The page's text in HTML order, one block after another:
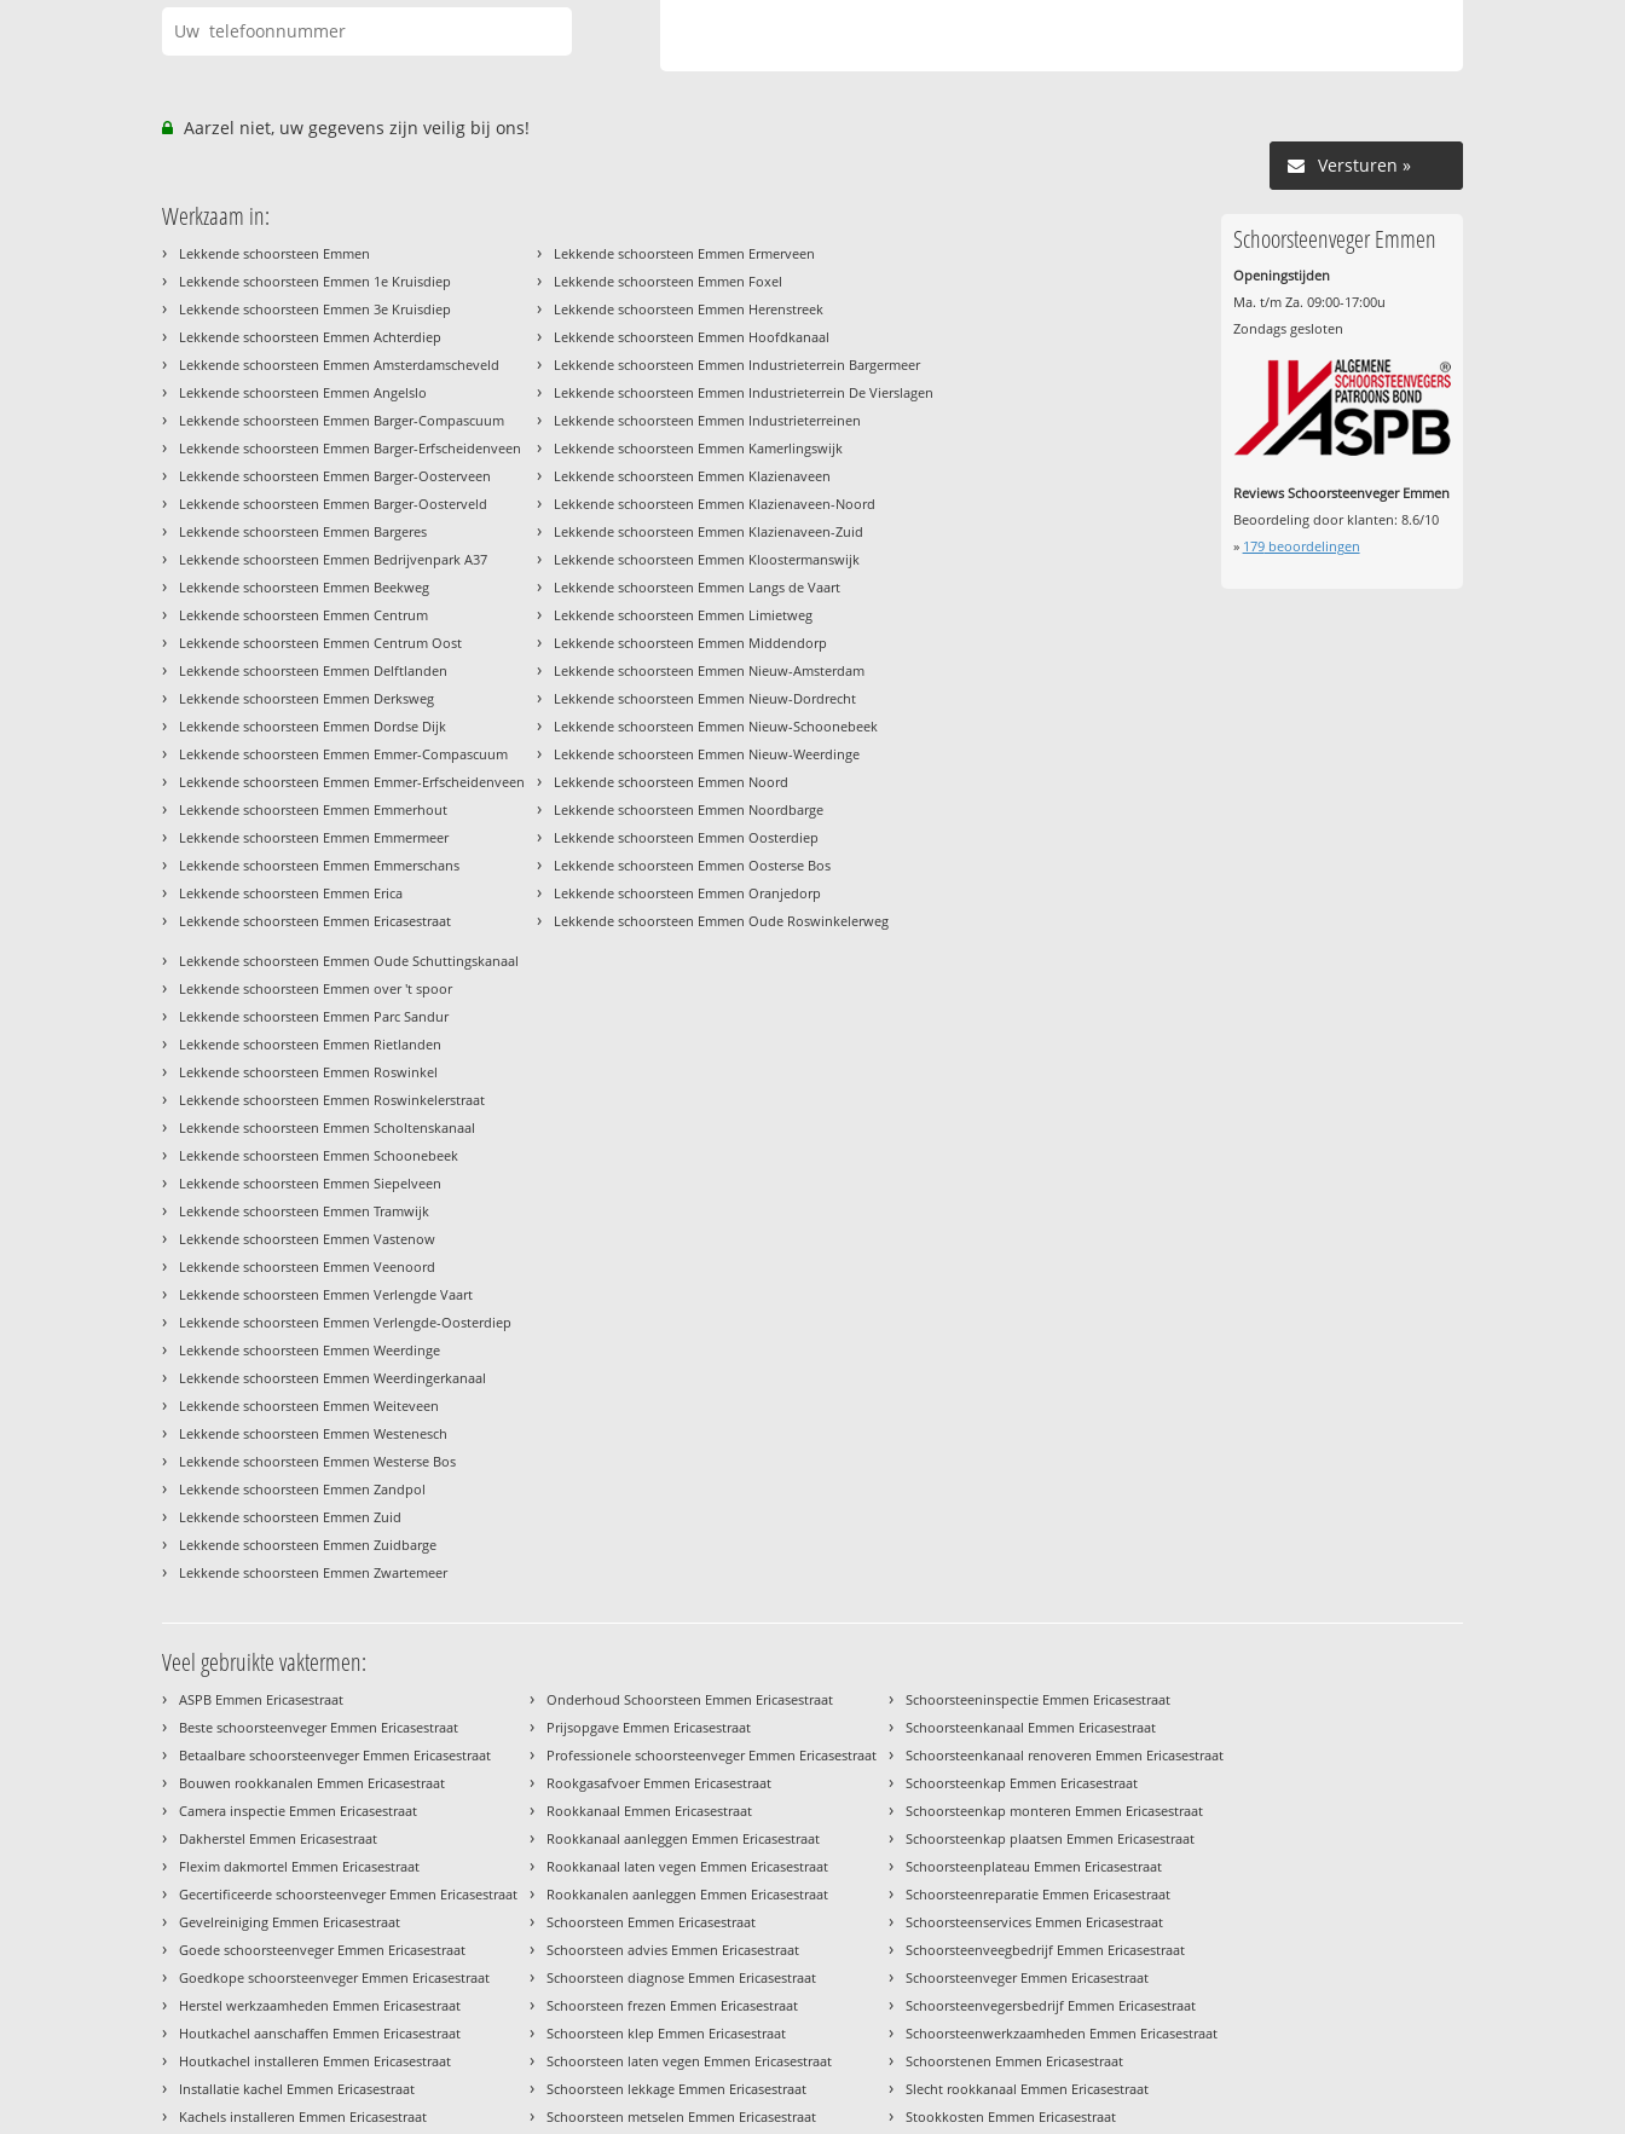
Aarzel niet, uw gegevens zijn veilig bij ons!
Versturen »
Werkzaam in:
› Lekkende schoorsteen Emmen
› Lekkende schoorsteen Emmen 1e Kruisdiep
› Lekkende schoorsteen Emmen 3e Kruisdiep
› Lekkende schoorsteen Emmen Achterdiep
› Lekkende schoorsteen Emmen Amsterdamscheveld
› Lekkende schoorsteen Emmen Angelslo
› Lekkende schoorsteen Emmen Barger-Compascuum
› Lekkende schoorsteen Emmen Barger-Erfscheidenveen
› Lekkende schoorsteen Emmen Barger-Oosterveen
› Lekkende schoorsteen Emmen Barger-Oosterveld
› Lekkende schoorsteen Emmen Bargeres
› Lekkende schoorsteen Emmen Bedrijvenpark A37
› Lekkende schoorsteen Emmen Beekweg
› Lekkende schoorsteen Emmen Centrum
› Lekkende schoorsteen Emmen Centrum Oost
› Lekkende schoorsteen Emmen Delftlanden
› Lekkende schoorsteen Emmen Derksweg
› Lekkende schoorsteen Emmen Dordse Dijk
› Lekkende schoorsteen Emmen Emmer-Compascuum
› Lekkende schoorsteen Emmen Emmer-Erfscheidenveen
› Lekkende schoorsteen Emmen Emmerhout
› Lekkende schoorsteen Emmen Emmermeer
› Lekkende schoorsteen Emmen Emmerschans
› Lekkende schoorsteen Emmen Erica
› Lekkende schoorsteen Emmen Ericasestraat
› Lekkende schoorsteen Emmen Ermerveen
› Lekkende schoorsteen Emmen Foxel
› Lekkende schoorsteen Emmen Herenstreek
› Lekkende schoorsteen Emmen Hoofdkanaal
› Lekkende schoorsteen Emmen Industrieterrein Bargermeer
› Lekkende schoorsteen Emmen Industrieterrein De Vierslagen
› Lekkende schoorsteen Emmen Industrieterreinen
› Lekkende schoorsteen Emmen Kamerlingswijk
› Lekkende schoorsteen Emmen Klazienaveen
› Lekkende schoorsteen Emmen Klazienaveen-Noord
› Lekkende schoorsteen Emmen Klazienaveen-Zuid
› Lekkende schoorsteen Emmen Kloostermanswijk
› Lekkende schoorsteen Emmen Langs de Vaart
› Lekkende schoorsteen Emmen Limietweg
› Lekkende schoorsteen Emmen Middendorp
› Lekkende schoorsteen Emmen Nieuw-Amsterdam
› Lekkende schoorsteen Emmen Nieuw-Dordrecht
› Lekkende schoorsteen Emmen Nieuw-Schoonebeek
› Lekkende schoorsteen Emmen Nieuw-Weerdinge
› Lekkende schoorsteen Emmen Noord
› Lekkende schoorsteen Emmen Noordbarge
› Lekkende schoorsteen Emmen Oosterdiep
› Lekkende schoorsteen Emmen Oosterse Bos
› Lekkende schoorsteen Emmen Oranjedorp
› Lekkende schoorsteen Emmen Oude Roswinkelerweg
› Lekkende schoorsteen Emmen Oude Schuttingskanaal
› Lekkende schoorsteen Emmen over 't spoor
› Lekkende schoorsteen Emmen Parc Sandur
› Lekkende schoorsteen Emmen Rietlanden
› Lekkende schoorsteen Emmen Roswinkel
› Lekkende schoorsteen Emmen Roswinkelerstraat
› Lekkende schoorsteen Emmen Scholtenskanaal
› Lekkende schoorsteen Emmen Schoonebeek
› Lekkende schoorsteen Emmen Siepelveen
› Lekkende schoorsteen Emmen Tramwijk
› Lekkende schoorsteen Emmen Vastenow
› Lekkende schoorsteen Emmen Veenoord
› Lekkende schoorsteen Emmen Verlengde Vaart
› Lekkende schoorsteen Emmen Verlengde-Oosterdiep
› Lekkende schoorsteen Emmen Weerdinge
› Lekkende schoorsteen Emmen Weerdingerkanaal
› Lekkende schoorsteen Emmen Weiteveen
› Lekkende schoorsteen Emmen Westenesch
› Lekkende schoorsteen Emmen Westerse Bos
› Lekkende schoorsteen Emmen Zandpol
› Lekkende schoorsteen Emmen Zuid
› Lekkende schoorsteen Emmen Zuidbarge
› Lekkende schoorsteen Emmen Zwartemeer
Schoorsteenveger Emmen
Openingstijden
Ma. t/m Za. 09:00-17:00u
Zondags gesloten
Reviews Schoorsteenveger Emmen
Beoordeling door klanten: 8.6/10
» 179beoordelingen
Veel gebruikte vaktermen:
› ASPB Emmen Ericasestraat
› Beste schoorsteenveger Emmen Ericasestraat
› Betaalbare schoorsteenveger Emmen Ericasestraat
› Bouwen rookkanalen Emmen Ericasestraat
› Camera inspectie Emmen Ericasestraat
› Dakherstel Emmen Ericasestraat
› Flexim dakmortel Emmen Ericasestraat
› Gecertificeerde schoorsteenveger Emmen Ericasestraat
› Gevelreiniging Emmen Ericasestraat
› Goede schoorsteenveger Emmen Ericasestraat
› Goedkope schoorsteenveger Emmen Ericasestraat
› Herstel werkzaamheden Emmen Ericasestraat
› Houtkachel aanschaffen Emmen Ericasestraat
› Houtkachel installeren Emmen Ericasestraat
› Installatie kachel Emmen Ericasestraat
› Kachels installeren Emmen Ericasestraat
› Onderhoud Schoorsteen Emmen Ericasestraat
› Prijsopgave Emmen Ericasestraat
› Professionele schoorsteenveger Emmen Ericasestraat
› Rookgasafvoer Emmen Ericasestraat
› Rookkanaal Emmen Ericasestraat
› Rookkanaal aanleggen Emmen Ericasestraat
› Rookkanaal laten vegen Emmen Ericasestraat
› Rookkanalen aanleggen Emmen Ericasestraat
› Schoorsteen Emmen Ericasestraat
› Schoorsteen advies Emmen Ericasestraat
› Schoorsteen diagnose Emmen Ericasestraat
› Schoorsteen frezen Emmen Ericasestraat
› Schoorsteen klep Emmen Ericasestraat
› Schoorsteen laten vegen Emmen Ericasestraat
› Schoorsteen lekkage Emmen Ericasestraat
› Schoorsteen metselen Emmen Ericasestraat
› Schoorsteeninspectie Emmen Ericasestraat
› Schoorsteenkanaal Emmen Ericasestraat
› Schoorsteenkanaal renoveren Emmen Ericasestraat
› Schoorsteenkap Emmen Ericasestraat
› Schoorsteenkap monteren Emmen Ericasestraat
› Schoorsteenkap plaatsen Emmen Ericasestraat
› Schoorsteenplateau Emmen Ericasestraat
› Schoorsteenreparatie Emmen Ericasestraat
› Schoorsteenservices Emmen Ericasestraat
› Schoorsteenveegbedrijf Emmen Ericasestraat
› Schoorsteenveger Emmen Ericasestraat
› Schoorsteenvegersbedrijf Emmen Ericasestraat
› Schoorsteenwerkzaamheden Emmen Ericasestraat
› Schoorstenen Emmen Ericasestraat
› Slecht rookkanaal Emmen Ericasestraat
› Stookkosten Emmen Ericasestraat